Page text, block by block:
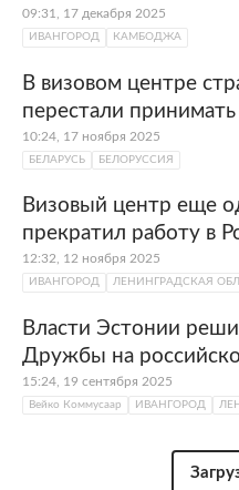
09:31, 17 декабря 2025
ИВАНГОРОД КАМБОДЖА
В визовом центре
перестали принимать
10:24, 17 ноября 2025
БЕЛАРУСЬ БЕЛОРУССИЯ
Визовый центр еще
прекратил работу в
12:32, 12 ноября 2025
ИВАНГОРОД ЛЕНИНГРАДСКАЯ
Власти Эстонии
Дружбы на
15:24, 19 сентября 2025
Вейко Коммусаар ИВАНГОРОД